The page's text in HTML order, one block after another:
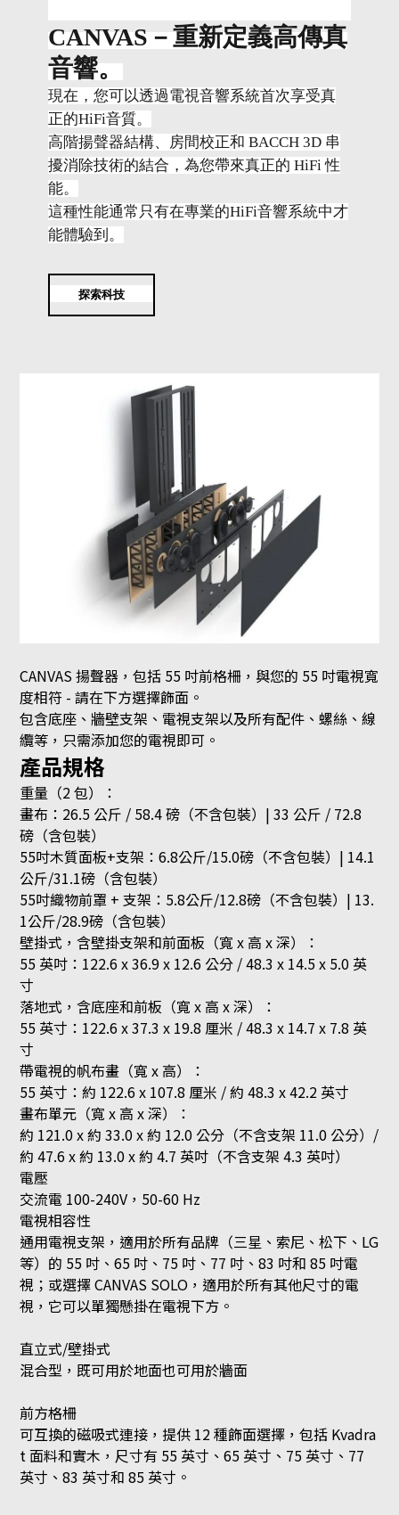
CANVAS－重新定義高傳真
音響。
現在，您可以透過電視音響系統首次享受真
正的HiFi音質。
高階揚聲器結構、房間校正和 BACCH 3D 串
擾消除技術的結合，為您帶來真正的 HiFi 性
能。
這種性能通常只有在專業的HiFi音響系統中才
能體驗到。
探索科技
CANVAS 揚聲器，包括 55 吋前格柵，與您的 55 吋電視寬
度相符 - 請在下方選擇飾面。
包含底座、牆壁支架、電視支架以及所有配件、螺絲、線
纜等，只需添加您的電視即可。
產品規格
重量（2 包）：
畫布：26.5 公斤 / 58.4 磅（不含包裝）| 33 公斤 / 72.8
磅（含包裝）
55吋木質面板+支架：6.8公斤/15.0磅（不含包裝）| 14.1
公斤/31.1磅（含包裝）
55吋織物前罩 + 支架：5.8公斤/12.8磅（不含包裝）| 13.
1公斤/28.9磅（含包裝）
壁掛式，含壁掛支架和前面板（寬 x 高 x 深）：
55 英吋：122.6 x 36.9 x 12.6 公分 / 48.3 x 14.5 x 5.0 英
寸
落地式，含底座和前板（寬 x 高 x 深）：
55 英寸：122.6 x 37.3 x 19.8 厘米 / 48.3 x 14.7 x 7.8 英
寸
帶電視的帆布畫（寬 x 高）：
55 英寸：約 122.6 x 107.8 厘米 / 約 48.3 x 42.2 英寸
畫布單元（寬 x 高 x 深）：
約 121.0 x 約 33.0 x 約 12.0 公分（不含支架 11.0 公分）/
約 47.6 x 約 13.0 x 約 4.7 英吋（不含支架 4.3 英吋）
電壓
交流電 100-240V，50-60 Hz
電視相容性
通用電視支架，適用於所有品牌（三星、索尼、松下、LG
等）的 55 吋、65 吋、75 吋、77 吋、83 吋和 85 吋電
視；或選擇 CANVAS SOLO，適用於所有其他尺寸的電
視，它可以單獨懸掛在電視下方。
直立式/壁掛式
混合型，既可用於地面也可用於牆面
前方格柵
可互換的磁吸式連接，提供 12 種飾面選擇，包括 Kvadra
t 面料和實木，尺寸有 55 英寸、65 英寸、75 英寸、77
英寸、83 英寸和 85 英寸。